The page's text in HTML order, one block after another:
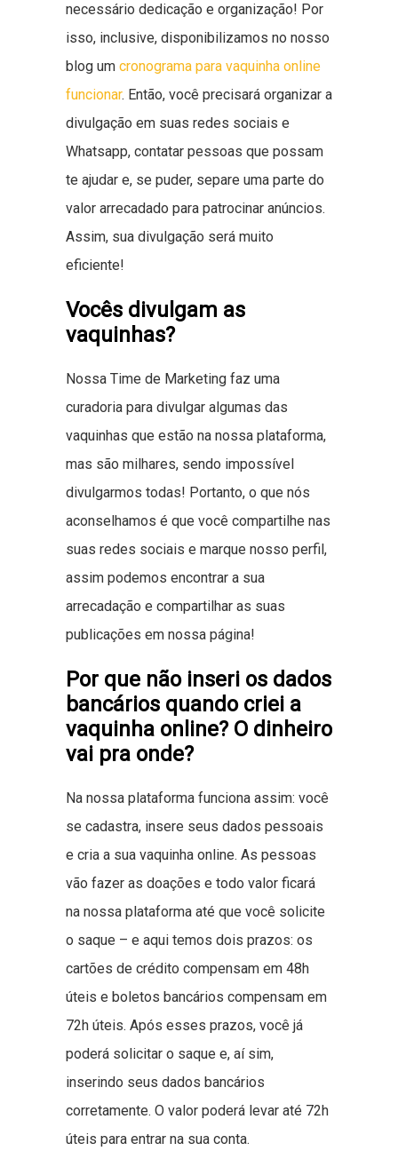
necessário dedicação e organização! Por
isso, inclusive, disponibilizamos no nosso
blog um cronograma para vaquinha online
funcionar. Então, você precisará organizar a
divulgação em suas redes sociais e
Whatsapp, contatar pessoas que possam
te ajudar e, se puder, separe uma parte do
valor arrecadado para patrocinar anúncios.
Assim, sua divulgação será muito
eficiente!
Vocês divulgam as
vaquinhas?
Nossa Time de Marketing faz uma
curadoria para divulgar algumas das
vaquinhas que estão na nossa plataforma,
mas são milhares, sendo impossível
divulgarmos todas! Portanto, o que nós
aconselhamos é que você compartilhe nas
suas redes sociais e marque nosso perfil,
assim podemos encontrar a sua
arrecadação e compartilhar as suas
publicações em nossa página!
Por que não inseri os dados
bancários quando criei a
vaquinha online? O dinheiro
vai pra onde?
Na nossa plataforma funciona assim: você
se cadastra, insere seus dados pessoais
e cria a sua vaquinha online. As pessoas
vão fazer as doações e todo valor ficará
na nossa plataforma até que você solicite
o saque – e aqui temos dois prazos: os
cartões de crédito compensam em 48h
úteis e boletos bancários compensam em
72h úteis. Após esses prazos, você já
poderá solicitar o saque e, aí sim,
inserindo seus dados bancários
corretamente. O valor poderá levar até 72h
úteis para entrar na sua conta.